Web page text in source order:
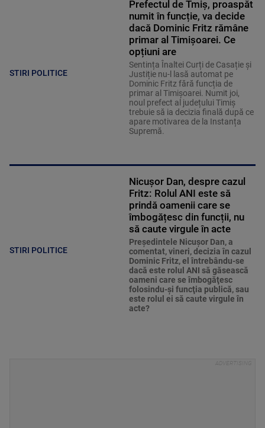
STIRI POLITICE
Prefectul de Tmiș, proaspăt
numit în funcție, va decide
dacă Dominic Fritz rămâne
primar al Timișoarei. Ce
opțiuni are
Sentința Înaltei Curți de Casație și
Justiție nu-l lasă automat pe
Dominic Fritz fără funcția de
primar al Timișoarei. Numit joi,
noul prefect al județului Timiș
trebuie să ia decizia finală după ce
apare motivarea de la Instanța
Supremă.
STIRI POLITICE
Nicușor Dan, despre cazul
Fritz: Rolul ANI este să
prindă oamenii care se
îmbogățesc din funcții, nu
să caute virgule în acte
Preşedintele Nicuşor Dan, a
comentat, vineri, decizia în cazul
Dominic Fritz, el întrebându-se
dacă este rolul ANI să găsească
oameni care se îmbogăţesc
folosindu-şi funcţia publică, sau
este rolul ei să caute virgule în
acte?